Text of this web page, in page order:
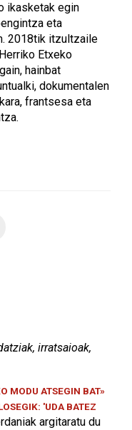
ikasketak egin
eta
2018tik itzultzaile
Etxeko
hainbat
dokumentalen
frantsesa eta
irratsaioak,
MODU ATSEGIN BAT»
'UDA BATEZ
argitaratu du